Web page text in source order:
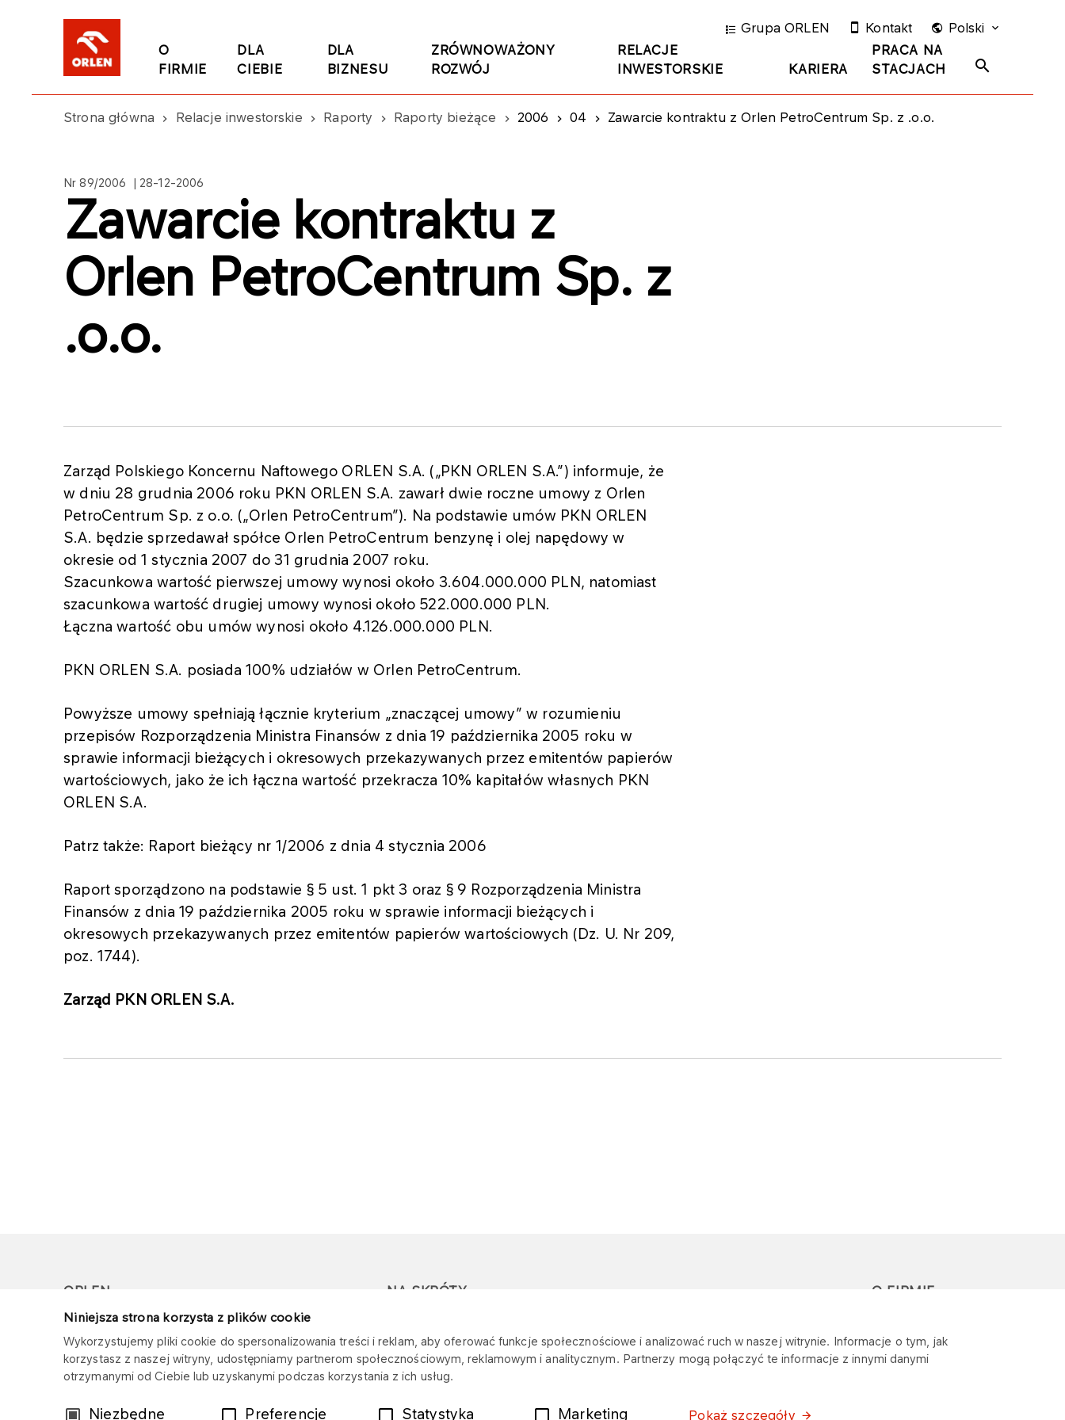
Niniejsza strona korzysta z plików cookie
Wykorzystujemy pliki cookie do spersonalizowania treści i reklam, aby oferować funkcje społecznościowe i analizować ruch w naszej witrynie. Informacje o tym, jak
korzystasz z naszej witryny, udostępniamy partnerom społecznościowym, reklamowym i analitycznym. Partnerzy mogą połączyć te informacje z innymi danymi
otrzymanymi od Ciebie lub uzyskanymi podczas korzystania z ich usług.
WybórNiezbędne Preferencje Statystyka Marketing Pokaż szczegóły
O
FIRMIE
DLA
CIEBIE
DLA
BIZNESU
ZRÓWNOWAŻONY
ROZWÓJ
RELACJE
INWESTORSKIE
KARIERA
PRACA NA
STACJACH
Grupa ORLEN Kontakt Polski
Strona główna Relacje inwestorskie Raporty Raporty bieżące 2006 04 Zawarcie kontraktu z Orlen PetroCentrum Sp. z .o.o.
Nr 89/2006 | 28-12-2006
Zawarcie kontraktu z
Orlen PetroCentrum Sp. z
.o.o.
Zarząd Polskiego Koncernu Naftowego ORLEN S.A. („PKN ORLEN S.A.”) informuje, że
w dniu 28 grudnia 2006 roku PKN ORLEN S.A. zawarł dwie roczne umowy z Orlen
PetroCentrum Sp. z o.o. („Orlen PetroCentrum”). Na podstawie umów PKN ORLEN
S.A. będzie sprzedawał spółce Orlen PetroCentrum benzynę i olej napędowy w
okresie od 1 stycznia 2007 do 31 grudnia 2007 roku.
Szacunkowa wartość pierwszej umowy wynosi około 3.604.000.000 PLN, natomiast
szacunkowa wartość drugiej umowy wynosi około 522.000.000 PLN.
Łączna wartość obu umów wynosi około 4.126.000.000 PLN.
PKN ORLEN S.A. posiada 100% udziałów w Orlen PetroCentrum.
Powyższe umowy spełniają łącznie kryterium „znaczącej umowy” w rozumieniu
przepisów Rozporządzenia Ministra Finansów z dnia 19 października 2005 roku w
sprawie informacji bieżących i okresowych przekazywanych przez emitentów papierów
wartościowych, jako że ich łączna wartość przekracza 10% kapitałów własnych PKN
ORLEN S.A.
Patrz także: Raport bieżący nr 1/2006 z dnia 4 stycznia 2006
Raport sporządzono na podstawie § 5 ust. 1 pkt 3 oraz § 9 Rozporządzenia Ministra
Finansów z dnia 19 października 2005 roku w sprawie informacji bieżących i
okresowych przekazywanych przez emitentów papierów wartościowych (Dz. U. Nr 209,
poz. 1744).
Zarząd PKN ORLEN S.A.
ORLEN
Copyright © 1996-2026
Wszystkie prawa zastrzeżone
NA SKRÓTY
oszustwami
Mapa stacji
Dotacje
reklamację
O FIRMIE
Wymagania